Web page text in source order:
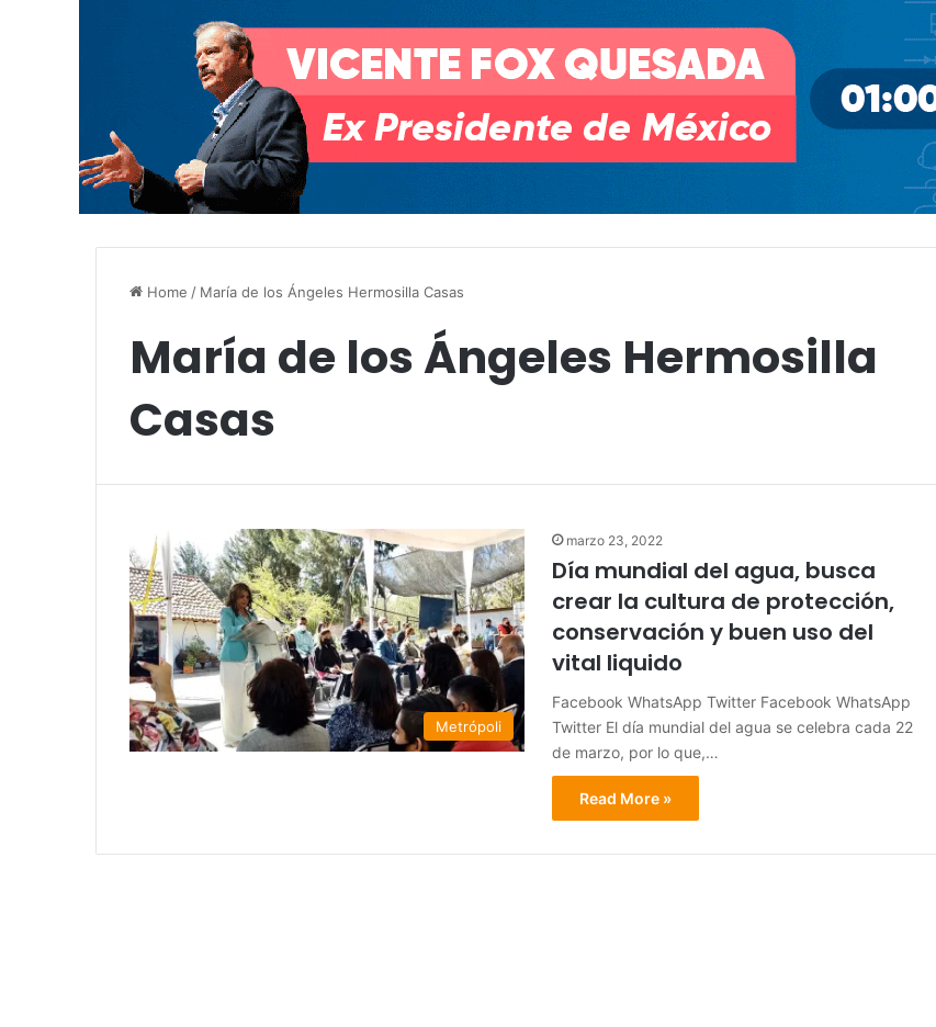
Home / María de los Ángeles Hermosilla Casas
María de los Ángeles Hermosilla
Casas
Metrópoli
marzo 23, 2022
Día mundial del agua, busca
crear la cultura de protección,
conservación y buen uso del
vital liquido
Facebook WhatsApp Twitter Facebook WhatsApp
Twitter El día mundial del agua se celebra cada 22
de marzo, por lo que,…
Read More »